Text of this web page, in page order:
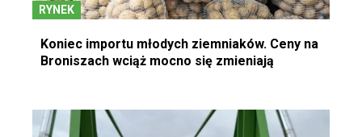
RYNEK
Koniec importu młodych ziemniaków. Ceny na
Broniszach wciąż mocno się zmieniają